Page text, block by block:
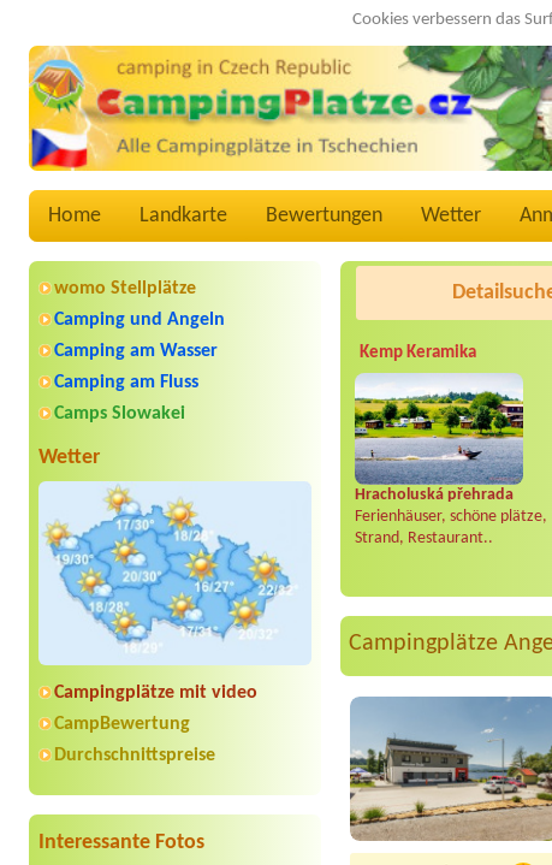
Cookies verbessern das
Home Landkarte Bewertungen Wetter
womo Stellplätze
Camping und Angeln
Camping am Wasser
Camping am Fluss
Camps Slowakei
Wetter
Campingplätze mit video
CampBewertung
Durchschnittspreise
Interessante Fotos
Kemp Keramika
Hracholuská přehrada
Ferienhäuser, schöne plätze,
Strand, Restaurant..
Campingplätze